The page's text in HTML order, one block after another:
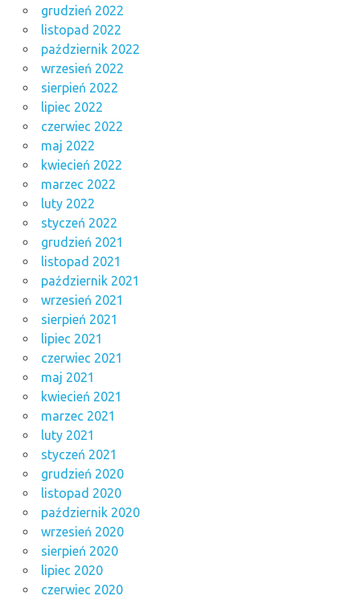
grudzień 2022
listopad 2022
październik 2022
wrzesień 2022
sierpień 2022
lipiec 2022
czerwiec 2022
maj 2022
kwiecień 2022
marzec 2022
luty 2022
styczeń 2022
grudzień 2021
listopad 2021
październik 2021
wrzesień 2021
sierpień 2021
lipiec 2021
czerwiec 2021
maj 2021
kwiecień 2021
marzec 2021
luty 2021
styczeń 2021
grudzień 2020
listopad 2020
październik 2020
wrzesień 2020
sierpień 2020
lipiec 2020
czerwiec 2020